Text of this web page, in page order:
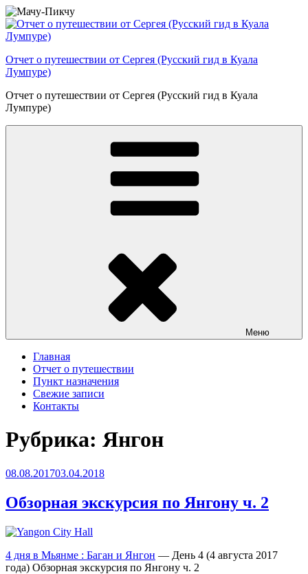
Перейти
к
содержимому
Отчет о путешествии от Сергея (Русский гид в Куала
Лумпуре)
Отчет о путешествии от Сергея (Русский гид в Куала
Лумпуре)
Меню
Главная
Отчет о путешествии
Пункт назначения
Свежие записи
Контакты
Рубрика: Янгон
Опубликовано
08.08.201703.04.2018
Обзорная экскурсия по Янгону ч. 2
4 дня в Мьянме : Баган и Янгон — День 4 (4 августа 2017
года) Обзорная экскурсия по Янгону ч. 2